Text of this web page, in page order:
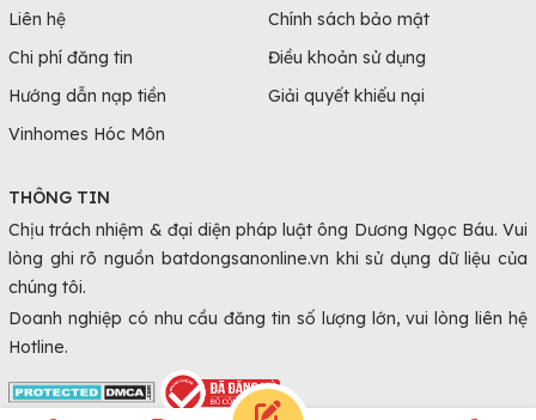
Liên hệ
Chi phí đăng tin
Hướng dẫn nạp tiền
Vinhomes Hóc Môn
Chính sách bảo mật
Điều khoản sử dụng
Giải quyết khiếu nại
THÔNG TIN
Chịu trách nhiệm & đại diện pháp luật ông Dương Ngọc Báu. Vui
lòng ghi rõ nguồn batdongsanonline.vn khi sử dụng dữ liệu của
chúng tôi.
Doanh nghiệp có nhu cầu đăng tin số lượng lớn, vui lòng liên hệ
Hotline.